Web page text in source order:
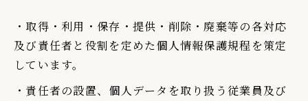
・取得・利用・保存・提供・削除・廃棄等の各対応
及び責任者と役割を定めた個人情報保護規程を策定
しています。
・責任者の設置、個人データを取り扱う従業員及び